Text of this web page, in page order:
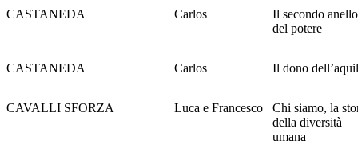
CASTANEDA Carlos
Il secondo anello
del potere
CASTANEDA Carlos Il dono
CAVALLI SFORZA Luca e Francesco
Chi siamo, la
della diversità
umana